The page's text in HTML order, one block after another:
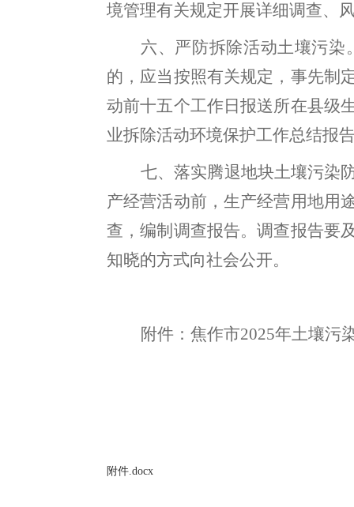
境管理有关规定开展详细调查、
六、严防拆除活动土壤污染
的，应当按照有关规定 ， 事先制
动前十五个工作日报送所在县级
业拆除活动环境保护工作总结报
七、落实腾退地块土壤污染
产经营活动前 ， 生产经营用地用
查，编制调查报告。调查报告要
知晓的方式向社会公开。
附件：焦作市2025年土壤污
附件.docx